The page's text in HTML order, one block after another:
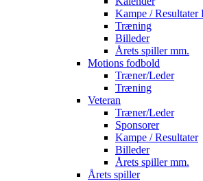
Kampe / Resultater
Træning
Billeder
Årets spiller mm.
Motions fodbold
Træner/Leder
Træning
Veteran
Træner/Leder
Sponsorer
Kampe / Resultater
Billeder
Årets spiller mm.
Årets spiller